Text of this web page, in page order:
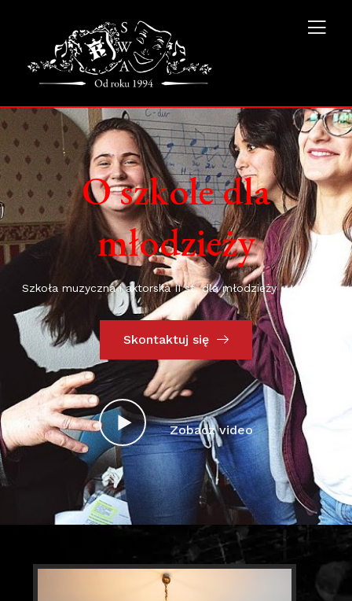
O szkole dla
młodzieży
Szkoła muzyczna i aktorska II st. dla młodzieży - Kraków
Skontaktuj się
Zobacz video